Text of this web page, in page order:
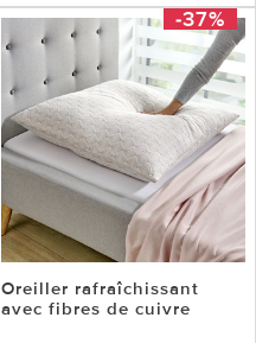
-37%
Oreiller rafraîchissant
avec fibres de cuivre